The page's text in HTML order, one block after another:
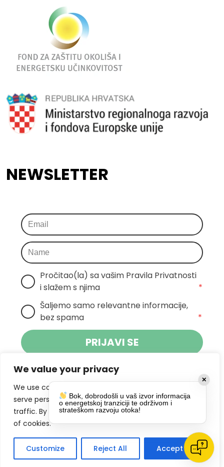
We value your privacy
We use cookies to enhance your browsing experience,
serve personalized ads or content, and analyze our
traffic. By clicking "Accept All", you consent to our use
of cookies.
Customize Reject All Accept All
NEWSLETTER
Pročitao(la) sa vašim Pravila Privatnosti
i slažem s njima
*
Šaljemo samo relevantne informacije,
bez spama
*
PRIJAVI SE
Klikom na gumb dajete suglasnost za
primanje novosti Pokreta Otoka te se
slažete spolitikom privatnosti.
DRUŠTVENE MREŽE
✕
Bok, dobrodošli u vaš izvor informacija
o energetskoj tranziciji te održivom i
strateškom razvoju otoka!